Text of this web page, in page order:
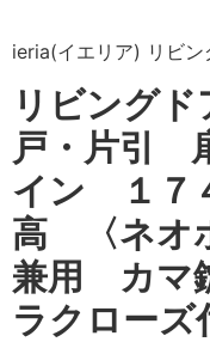
ieria(イエリア) リビン
リビング
戸・片引
イン １７
高 〈ネオ
兼用 カマ
ラクローズ